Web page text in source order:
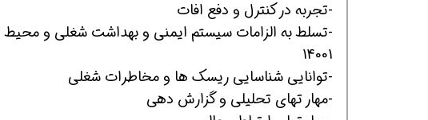
-تجربه در کنترل و دفع افات
14001
-توانایی شناسایی ریسک ها و مخاطرات شغلی
-مهار تهای تحلیلی و گزارش دهی
همین حالا بگیرش همین حالا بگیرش